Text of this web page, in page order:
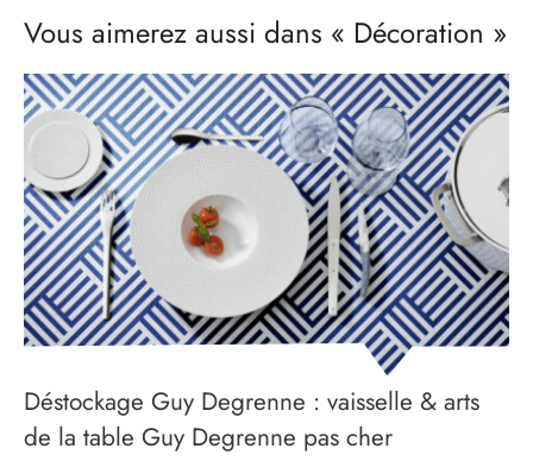
Vous aimerez aussi dans « Décoration »
Déstockage Guy Degrenne : vaisselle & arts
de la table Guy Degrenne pas cher